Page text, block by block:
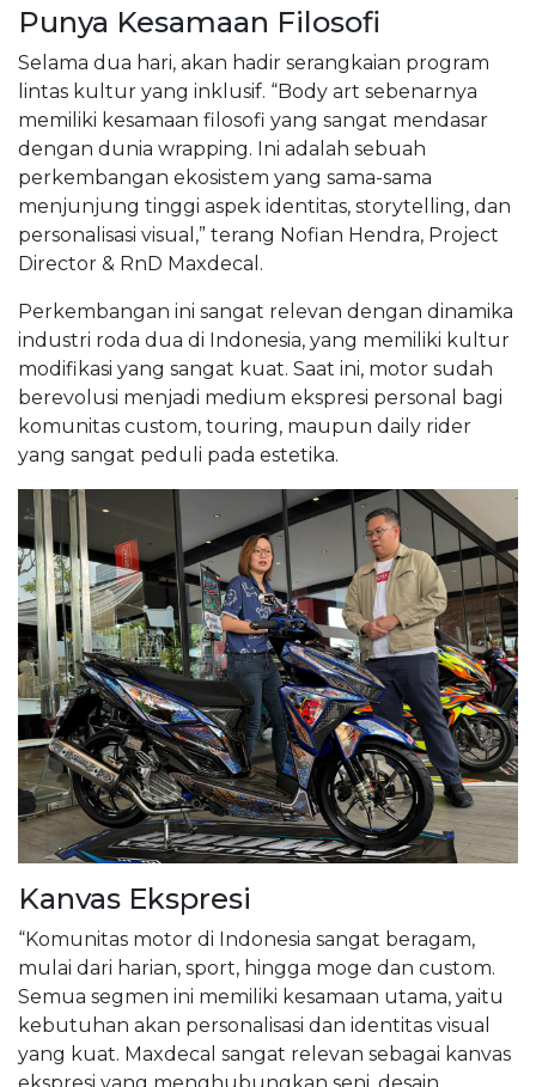
Punya Kesamaan Filosofi
Selama dua hari, akan hadir serangkaian program
lintas kultur yang inklusif. “Body art sebenarnya
memiliki kesamaan filosofi yang sangat mendasar
dengan dunia wrapping. Ini adalah sebuah
perkembangan ekosistem yang sama-sama
menjunjung tinggi aspek identitas, storytelling, dan
personalisasi visual,” terang Nofian Hendra, Project
Director & RnD Maxdecal.
Perkembangan ini sangat relevan dengan dinamika
industri roda dua di Indonesia, yang memiliki kultur
modifikasi yang sangat kuat. Saat ini, motor sudah
berevolusi menjadi medium ekspresi personal bagi
komunitas custom, touring, maupun daily rider
yang sangat peduli pada estetika.
Kanvas Ekspresi
“Komunitas motor di Indonesia sangat beragam,
mulai dari harian, sport, hingga moge dan custom.
Semua segmen ini memiliki kesamaan utama, yaitu
kebutuhan akan personalisasi dan identitas visual
yang kuat. Maxdecal sangat relevan sebagai kanvas